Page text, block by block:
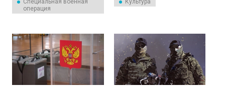
выстраивании
индивидуальных карьерных
операция
объединенных культур,
председатель Союза
театральных деятелей России
Владимир Машков.